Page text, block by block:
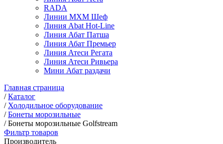
RADA
Линии МХМ Шеф
Линия Abat Hot-Line
Линия Абат Патша
Линия Абат Премьер
Линия Атеси Регата
Линия Атеси Ривьера
Мини Абат раздачи
Главная страница
/Каталог
/ Холодильное оборудование
/Бонеты морозильные
/Бонеты морозильные Golfstream
Фильтр товаров
Производитель